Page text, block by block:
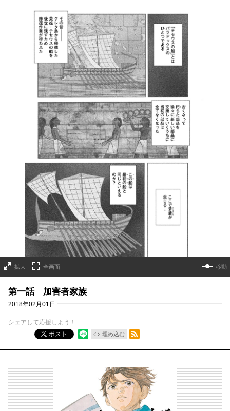
拡大 全画面 移動
第一話 加害者家族
2018年02月01日
シェアして応援しよう！
ポスト
埋め込む
RSSフィード